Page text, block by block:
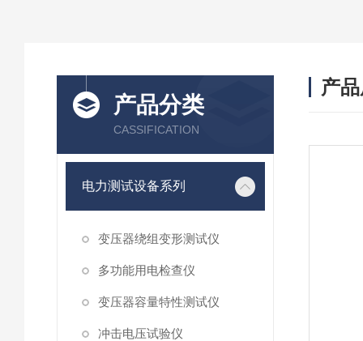
产品分类
CASSIFICATION
电力测试设备系列
变压器绕组变形测试仪
多功能用电检查仪
变压器容量特性测试仪
冲击电压试验仪
产